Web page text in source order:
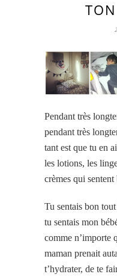
Pendant très
pendant très
tant est que tu en
les lotions, les
crèmes qui
Tu sentais bon
tu sentais mon
comme n’importe
maman prenait
t’hydrater, de te